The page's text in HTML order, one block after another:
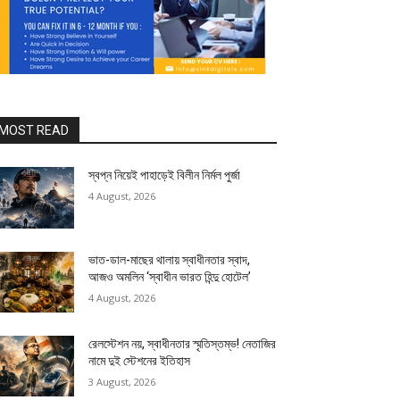
READ
স্বপ্ন নিয়েই পাহাড়েই বিলীন নির্মল পুর্জা
4 August, 2026
ভাত-ডাল-মাছের থালায় স্বাধীনতার স্বাদ,
আজও অমলিন ‘স্বাধীন ভারত হিন্দু হোটেল’
4 August, 2026
রেলস্টেশন নয়, স্বাধীনতার স্মৃতিস্তম্ভ! নেতাজির
নামে দুই স্টেশনের ইতিহাস
3 August, 2026